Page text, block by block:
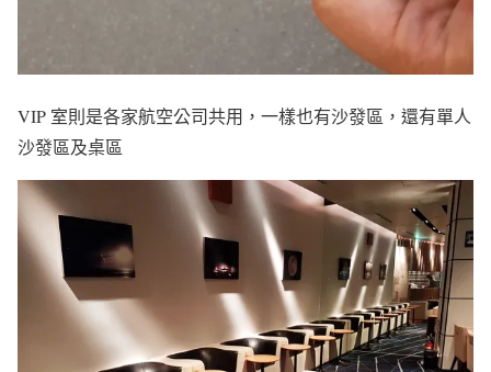
VIP 室則是各家航空公司共用，一樣也有沙發區，還有單人
沙發區及桌區